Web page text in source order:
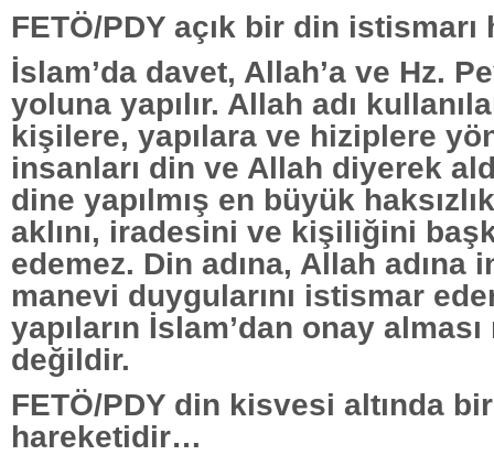
FETÖ/PDY açık bir din
İslam’da davet, Allah’a ve Hz.
yoluna yapılır. Allah adı
kişilere, yapılara ve hiziplere
insanları din ve Allah diyerek
dine yapılmış en büyük
aklını, iradesini ve kişiliğini
edemez. Din adına, Allah adına
manevi duygularını istismar
yapıların İslam’dan onay
değildir.
FETÖ/PDY din kisvesi altında
hareketidir…